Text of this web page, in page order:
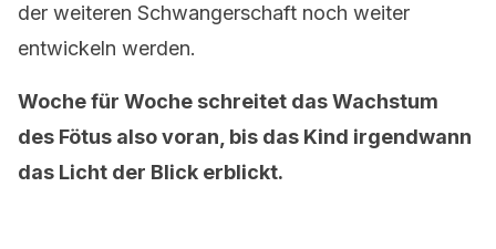
der weiteren Schwangerschaft noch weiter
entwickeln werden.
Woche für Woche schreitet das Wachstum
des Fötus also voran, bis das Kind irgendwann
das Licht der Blick erblickt.